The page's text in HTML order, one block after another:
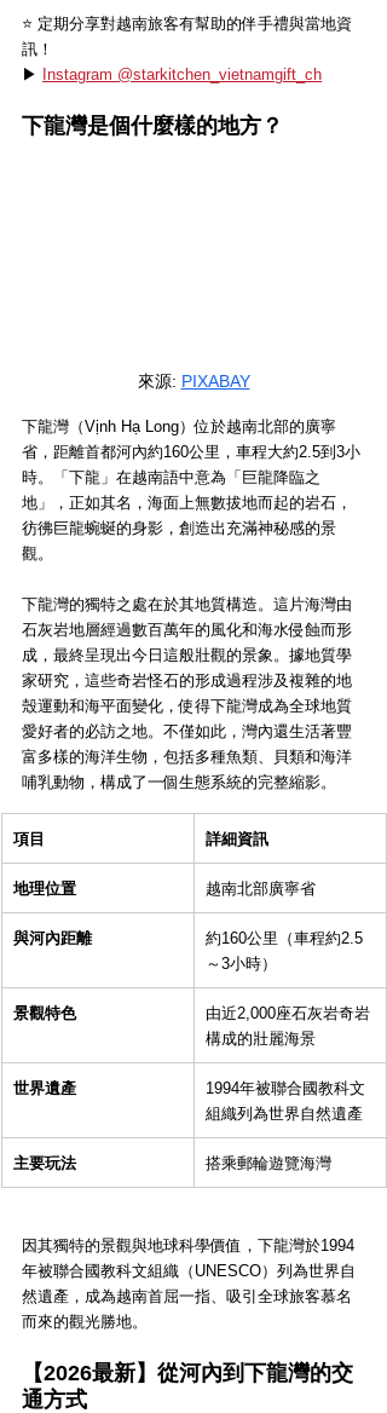
⭐️ 定期分享對越南旅客有幫助的伴手禮與當地資
訊！
▶
Instagram @starkitchen_vietnamgift_ch
下龍灣是個什麼樣的地方？
來源: PIXABAY
下龍灣（Vịnh Hạ Long）位於越南北部的廣寧
省，距離首都河內約160公里，車程大約2.5到3小
時。「下龍」在越南語中意為「巨龍降臨之
地」，正如其名，海面上無數拔地而起的岩石，
彷彿巨龍蜿蜒的身影，創造出充滿神秘感的景
觀。
下龍灣的獨特之處在於其地質構造。這片海灣由
石灰岩地層經過數百萬年的風化和海水侵蝕而形
成，最終呈現出今日這般壯觀的景象。據地質學
家研究，這些奇岩怪石的形成過程涉及複雜的地
殼運動和海平面變化，使得下龍灣成為全球地質
愛好者的必訪之地。不僅如此，灣內還生活著豐
富多樣的海洋生物，包括多種魚類、貝類和海洋
哺乳動物，構成了一個生態系統的完整縮影。
項目 詳細資訊
地理位置 越南北部廣寧省
與河內距離
約160公里（車程約2.5
～3小時）
景觀特色
由近2,000座石灰岩奇岩
構成的壯麗海景
世界遺產
1994年被聯合國教科文
組織列為世界自然遺產
主要玩法 搭乘郵輪遊覽海灣
因其獨特的景觀與地球科學價值，下龍灣於1994
年被聯合國教科文組織（UNESCO）列為世界自
然遺產，成為越南首屈一指、吸引全球旅客慕名
而來的觀光勝地。
【2026最新】從河內到下龍灣的交
通方式